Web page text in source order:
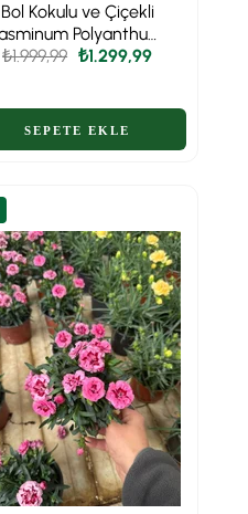
Bol Kokulu ve Çiçekli
Polyanthum
Kış Yasemini (Ada
₺1.299,99
₺1.999,99